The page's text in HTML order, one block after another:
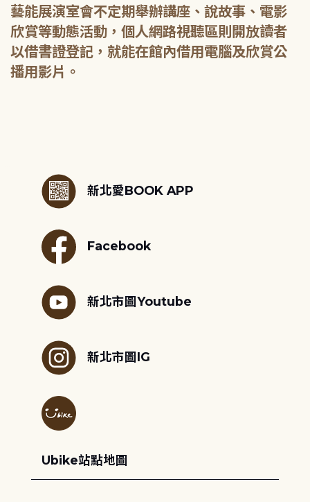
藝能展演室會不定期舉辦講座、說故事、電影
欣賞等動態活動，個人網路視聽區則開放讀者
以借書證登記，就能在館內借用電腦及欣賞公
播用影片。
新北愛BOOK APP
Facebook
新北市圖Youtube
新北市圖IG
Ubike站點地圖